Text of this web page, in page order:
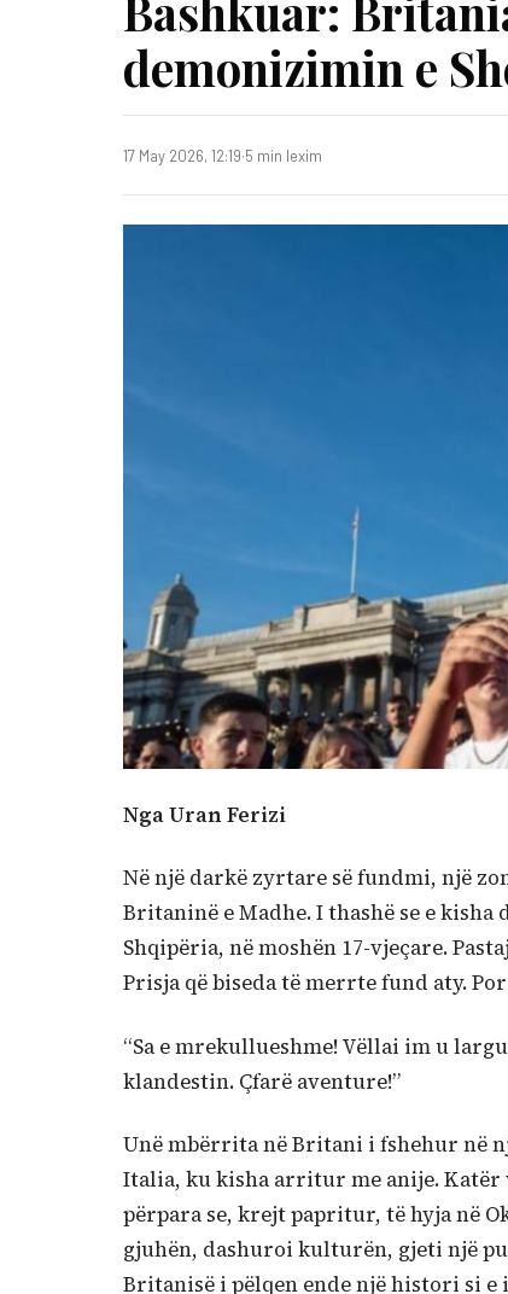
demonizimin e
17 May 2026, 12:19·5 min lexim
Nga Uran Ferizi
Në një darkë zyrtare së fundmi, një
Britaninë e Madhe. I thashë se e
Shqipëria, në moshën 17-vjeçare.
Prisja që biseda të merrte fund aty.
“Sa e mrekullueshme! Vëllai im u
klandestin. Çfarë aventure!”
Unë mbërrita në Britani i fshehur në
Italia, ku kisha arritur me anije. Katër
përpara se, krejt papritur, të hyja në
gjuhën, dashuroi kulturën, gjeti një
Britanisë i pëlqen ende një histori si e